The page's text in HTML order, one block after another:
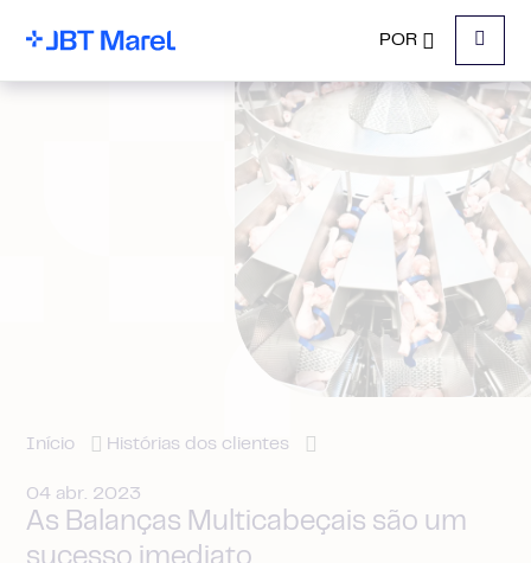
POR
Menu
Início Histórias dos clientes
04 abr. 2023
As Balanças Multicabeçais são um